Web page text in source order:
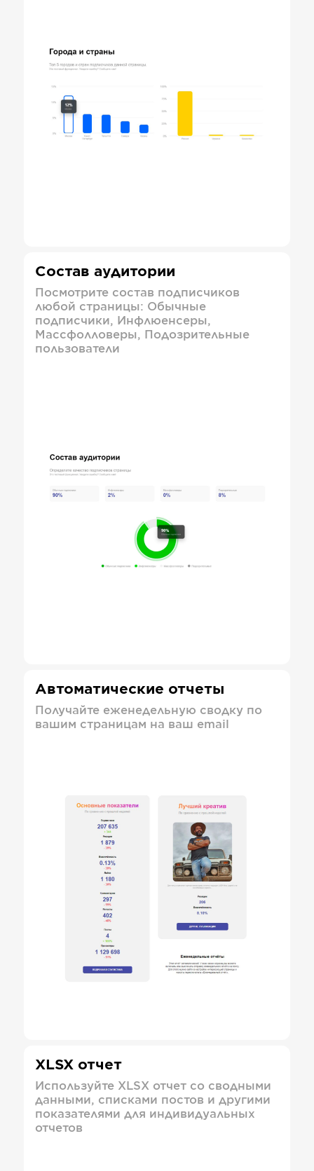
Состав аудитории
Посмотрите состав подписчиков
любой страницы: Обычные
подписчики, Инфлюенсеры,
Массфолловеры, Подозрительные
пользователи
Автоматические отчеты
Получайте еженедельную сводку по
вашим страницам на ваш email
XLSX отчет
Используйте XLSX отчет со сводными
данными, списками постов и другими
показателями для индивидуальных
отчетов